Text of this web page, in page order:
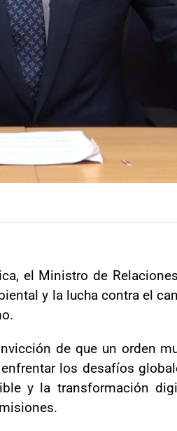
el Ministro de
y la lucha contra el
de que un orden
los desafíos
y la transformación